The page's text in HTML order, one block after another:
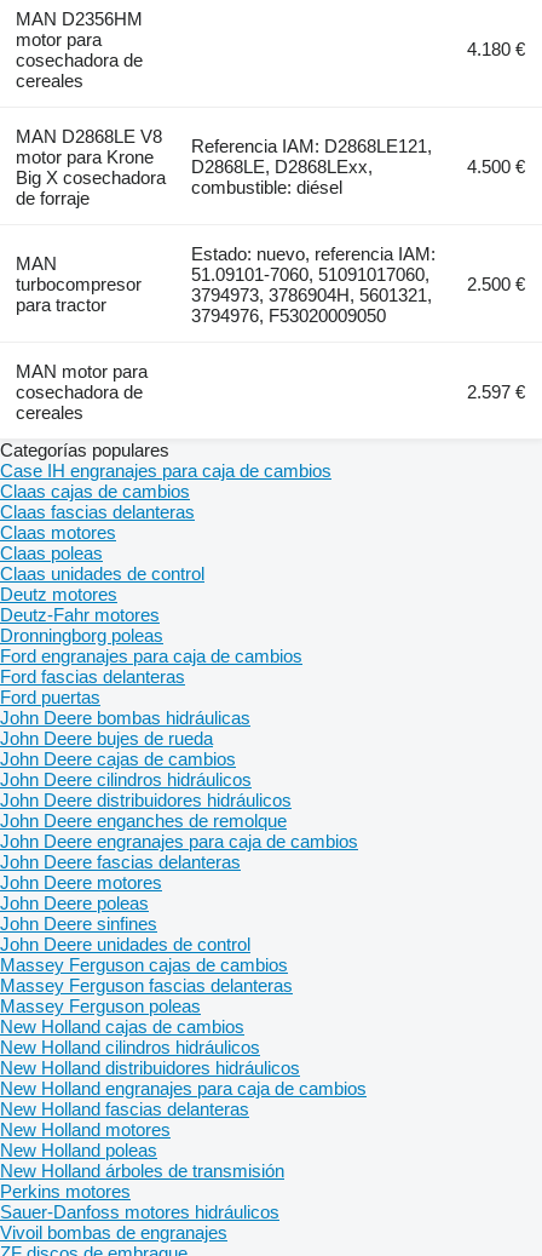
MAN D2356HM
motor para
cosechadora de
cereales
4.180 €
MAN D2868LE V8
motor para Krone
Big X cosechadora
de forraje
Referencia IAM: D2868LE121,
D2868LE, D2868LExx,
combustible: diésel
4.500 €
MAN
turbocompresor
para tractor
Estado: nuevo, referencia IAM:
51.09101-7060, 51091017060,
3794973, 3786904H, 5601321,
3794976, F53020009050
2.500 €
MAN motor para
cosechadora de
cereales
2.597 €
Categorías populares
Case IH engranajes para caja de cambios
Claas cajas de cambios
Claas fascias delanteras
Claas motores
Claas poleas
Claas unidades de control
Deutz motores
Deutz-Fahr motores
Dronningborg poleas
Ford engranajes para caja de cambios
Ford fascias delanteras
Ford puertas
John Deere bombas hidráulicas
John Deere bujes de rueda
John Deere cajas de cambios
John Deere cilindros hidráulicos
John Deere distribuidores hidráulicos
John Deere enganches de remolque
John Deere engranajes para caja de cambios
John Deere fascias delanteras
John Deere motores
John Deere poleas
John Deere sinfines
John Deere unidades de control
Massey Ferguson cajas de cambios
Massey Ferguson fascias delanteras
Massey Ferguson poleas
New Holland cajas de cambios
New Holland cilindros hidráulicos
New Holland distribuidores hidráulicos
New Holland engranajes para caja de cambios
New Holland fascias delanteras
New Holland motores
New Holland poleas
New Holland árboles de transmisión
Perkins motores
Sauer-Danfoss motores hidráulicos
Vivoil bombas de engranajes